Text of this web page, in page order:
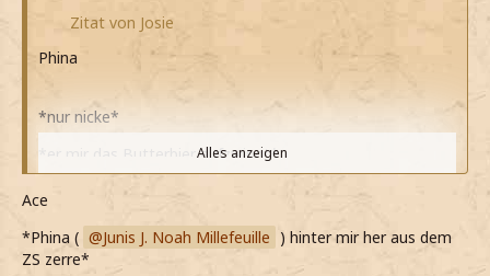
Zitat von Josie
Phina
*nur nicke*
*er mir das Butterbier aufzwingt*
Was soll das?
*nach dem ich gezwungenermaßen ein paar Schlucke
getrunken habe zische*
Alles anzeigen
Ace
*Phina (
Junis J. Noah Millefeuille ) hinter mir her aus dem
ZS zerre*